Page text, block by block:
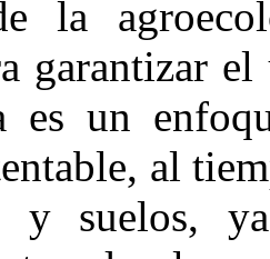
la
garantizar el
es un
al
y suelos,